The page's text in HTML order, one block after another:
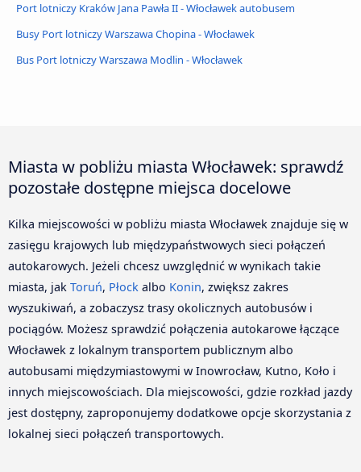
Port lotniczy Kraków Jana Pawła II - Włocławek autobusem
Busy Port lotniczy Warszawa Chopina - Włocławek
Bus Port lotniczy Warszawa Modlin - Włocławek
Miasta w pobliżu miasta Włocławek: sprawdź
pozostałe dostępne miejsca docelowe
Kilka miejscowości w pobliżu miasta Włocławek znajduje się w
zasięgu krajowych lub międzypaństwowych sieci połączeń
autokarowych. Jeżeli chcesz uwzględnić w wynikach takie
miasta, jak Toruń, Płock albo Konin, zwiększ zakres
wyszukiwań, a zobaczysz trasy okolicznych autobusów i
pociągów. Możesz sprawdzić połączenia autokarowe łączące
Włocławek z lokalnym transportem publicznym albo
autobusami międzymiastowymi w Inowrocław, Kutno, Koło i
innych miejscowościach. Dla miejscowości, gdzie rozkład jazdy
jest dostępny, zaproponujemy dodatkowe opcje skorzystania z
lokalnej sieci połączeń transportowych.